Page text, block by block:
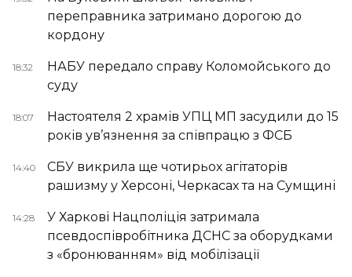
переправника затримано дорогою до
кордону
18:32
НАБУ передало справу Коломойського до
суду
18:07
Настоятеля 2 храмів УПЦ МП засудили до 15
років ув’язнення за співпрацю з ФСБ
14:40
СБУ викрила ще чотирьох агітаторів
рашизму у Херсоні, Черкасах та на Сумщині
14:28
У Харкові Нацполіція затримала
псевдоспівробітника ДСНС за оборудками
з «бронюванням» від мобілізації